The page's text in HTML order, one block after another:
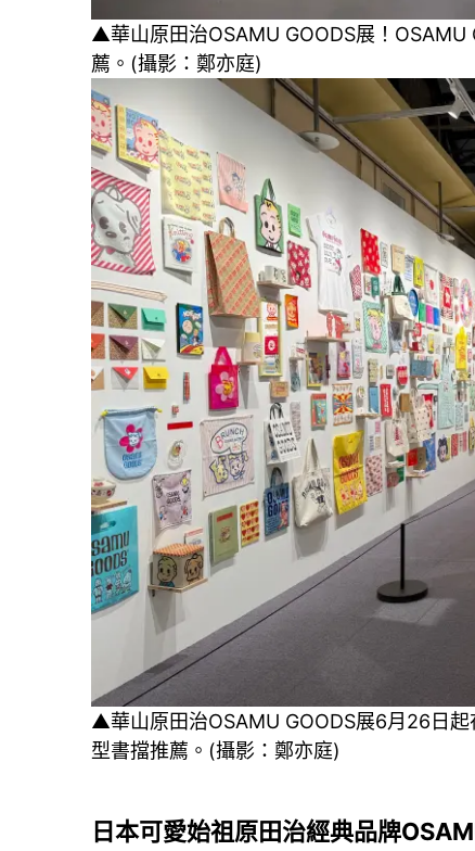
▲華山原田治OSAMU GOODS展！
薦。(攝影：鄭亦庭)
▲華山原田治OSAMU GOODS展6月26日
型書擋推薦。(攝影：鄭亦庭)
日本可愛始祖原田治經典品牌